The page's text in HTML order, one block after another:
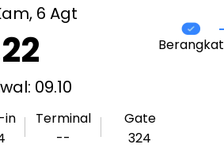
6 Agt
09.10
in
Terminal
--
Gate
324
Berangkat